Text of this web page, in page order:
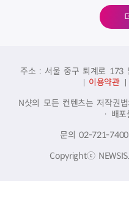
주소 : 서울 중구 퇴계로 173
이용약관
N샷의 모든 컨텐츠는 저작권
· 배
문의 02-721-7400
Copyrightⓒ